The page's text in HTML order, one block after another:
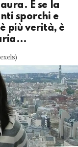
E se la
sporchi e
più verità, è